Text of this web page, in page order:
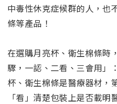
中毒性休克症候群的人，也
條等產品！
在選購月亮杯、衛生棉條時
驟，一認、二看、三會用」
杯、衛生棉條是醫療器材，
「看」清楚包裝上是否載